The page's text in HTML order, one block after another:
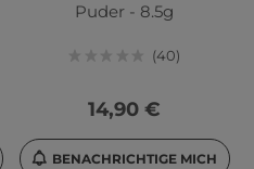
Puder - 8.5g
40
14,90 €
BENACHRICHTIGE MICH